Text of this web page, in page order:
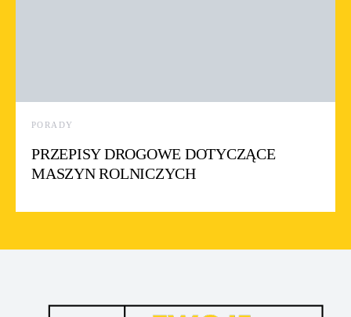
PORADY
PRZEPISY DROGOWE DOTYCZĄCE
MASZYN ROLNICZYCH